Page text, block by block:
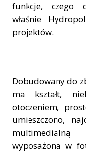
funkcje, czego
właśnie
projektów.
Dobudowany do
ma kształt,
otoczeniem,
umieszczono,
wyposażona w